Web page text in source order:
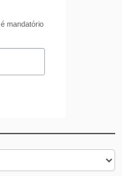
mandatório